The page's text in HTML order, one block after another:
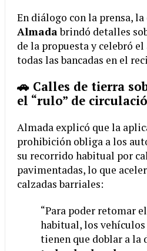
En diálogo con la prensa, la
Almadabrindó detalles
de la propuesta y celebró
todas las bancadas en el
🚗 Calles de tierra
el “rulo” de
Almada explicó que la
prohibición obliga a los
su recorrido habitual por
pavimentadas, lo que
calzadas barriales:
“Para poder retomar
habitual, los
tienen que doblar a la